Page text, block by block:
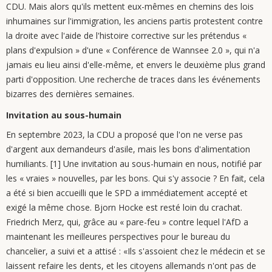
CDU. Mais alors qu'ils mettent eux-mêmes en chemins des lois
inhumaines sur l'immigration, les anciens partis protestent contre
la droite avec l'aide de l'histoire corrective sur les prétendus «
plans d'expulsion » d'une « Conférence de Wannsee 2.0 », qui n'a
jamais eu lieu ainsi d'elle-même, et envers le deuxième plus grand
parti d'opposition. Une recherche de traces dans les événements
bizarres des dernières semaines.
Invitation au sous-humain
En septembre 2023, la CDU a proposé que l'on ne verse pas
d'argent aux demandeurs d'asile, mais les bons d'alimentation
humiliants. [1] Une invitation au sous-humain en nous, notifié par
les « vraies » nouvelles, par les bons. Qui s'y associe ? En fait, cela
a été si bien accueilli que le SPD a immédiatement accepté et
exigé la même chose. Bjorn Hocke est resté loin du crachat.
Friedrich Merz, qui, grâce au « pare-feu » contre lequel l'AfD a
maintenant les meilleures perspectives pour le bureau du
chancelier, a suivi et a attisé : «Ils s'assoient chez le médecin et se
laissent refaire les dents, et les citoyens allemands n'ont pas de